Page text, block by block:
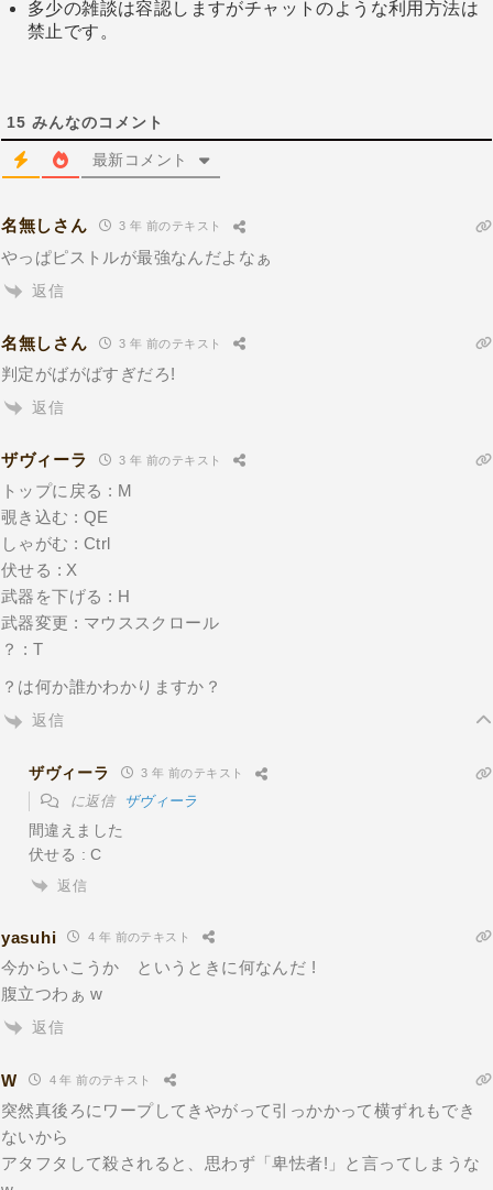
多少の雑談は容認しますがチャットのような利用方法は
禁止です。
15 みんなのコメント
最新コメント
名無しさん 3 年 前のテキスト
やっぱピストルが最強なんだよなぁ
返信
名無しさん 3 年 前のテキスト
判定がばがばすぎだろ!
返信
ザヴィーラ 3 年 前のテキスト
トップに戻る : M
覗き込む : QE
しゃがむ : Ctrl
伏せる : X
武器を下げる : H
武器変更 : マウススクロール
？ : T
？は何か誰かわかりますか？
返信
ザヴィーラ 3 年 前のテキスト
に返信 ザヴィーラ
間違えました
伏せる : C
返信
yasuhi 4 年 前のテキスト
今からいこうか というときに何なんだ !
腹立つわぁ w
返信
W 4 年 前のテキスト
突然真後ろにワープしてきやがって引っかかって横ずれもでき
ないから
アタフタして殺されると、思わず「卑怯者!」と言ってしまうな